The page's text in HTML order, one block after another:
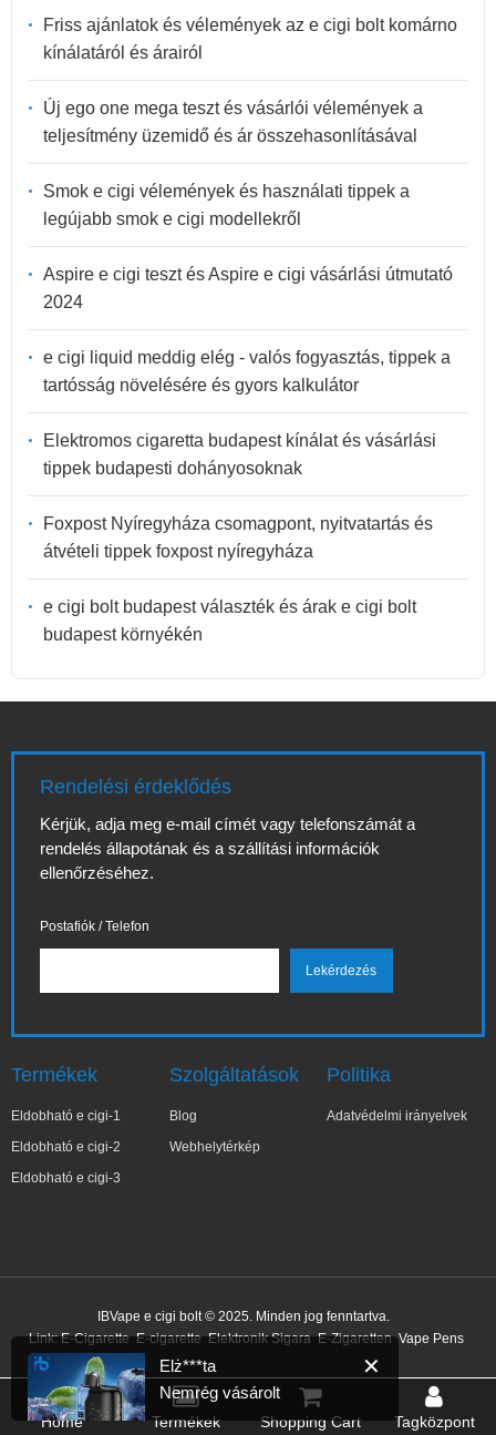
Friss ajánlatok és vélemények az e cigi bolt komárno
kínálatáról és árairól
Új ego one mega teszt és vásárlói vélemények a
teljesítmény üzemidő és ár összehasonlításával
Smok e cigi vélemények és használati tippek a
legújabb smok e cigi modellekről
Aspire e cigi teszt és Aspire e cigi vásárlási útmutató
2024
e cigi liquid meddig elég - valós fogyasztás, tippek a
tartósság növelésére és gyors kalkulátor
Elektromos cigaretta budapest kínálat és vásárlási
tippek budapesti dohányosoknak
Foxpost Nyíregyháza csomagpont, nyitvatartás és
átvételi tippek foxpost nyíregyháza
e cigi bolt budapest választék és árak e cigi bolt
budapest környékén
Rendelési érdeklődés
Kérjük, adja meg e-mail címét vagy telefonszámát a
rendelés állapotának és a szállítási információk
ellenőrzéséhez.
Postafiók / Telefon
Termékek
Eldobható e cigi-1
Eldobható e cigi-2
Eldobható e cigi-3
Szolgáltatások
Blog
Webhelytérkép
Politika
Adatvédelmi irányelvek
IBVape e cigi bolt © 2025. Minden jog fenntartva.
Link: E-Cigarette E-cigarette Elektronik Sigara E-Zigaretten Vape Pens
Home Termékek Shopping Cart Tagközpont
Nemrég vásárolt
10 perccel ezelőtt